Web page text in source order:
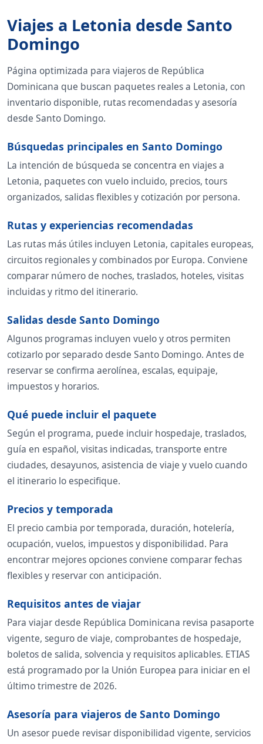
Viajes a Letonia desde Santo
Domingo
Página optimizada para viajeros de República
Dominicana que buscan paquetes reales a Letonia, con
inventario disponible, rutas recomendadas y asesoría
desde Santo Domingo.
Búsquedas principales en Santo Domingo
La intención de búsqueda se concentra en viajes a
Letonia, paquetes con vuelo incluido, precios, tours
organizados, salidas flexibles y cotización por persona.
Rutas y experiencias recomendadas
Las rutas más útiles incluyen Letonia, capitales europeas,
circuitos regionales y combinados por Europa. Conviene
comparar número de noches, traslados, hoteles, visitas
incluidas y ritmo del itinerario.
Salidas desde Santo Domingo
Algunos programas incluyen vuelo y otros permiten
cotizarlo por separado desde Santo Domingo. Antes de
reservar se confirma aerolínea, escalas, equipaje,
impuestos y horarios.
Qué puede incluir el paquete
Según el programa, puede incluir hospedaje, traslados,
guía en español, visitas indicadas, transporte entre
ciudades, desayunos, asistencia de viaje y vuelo cuando
el itinerario lo especifique.
Precios y temporada
El precio cambia por temporada, duración, hotelería,
ocupación, vuelos, impuestos y disponibilidad. Para
encontrar mejores opciones conviene comparar fechas
flexibles y reservar con anticipación.
Requisitos antes de viajar
Para viajar desde República Dominicana revisa pasaporte
vigente, seguro de viaje, comprobantes de hospedaje,
boletos de salida, solvencia y requisitos aplicables. ETIAS
está programado por la Unión Europea para iniciar en el
último trimestre de 2026.
Asesoría para viajeros de Santo Domingo
Un asesor puede revisar disponibilidad vigente, servicios